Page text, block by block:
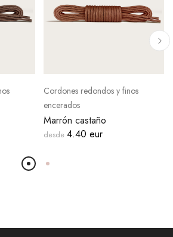
Cordones redondos y finos
encerados
Marrón castaño
desde 4.40 eur